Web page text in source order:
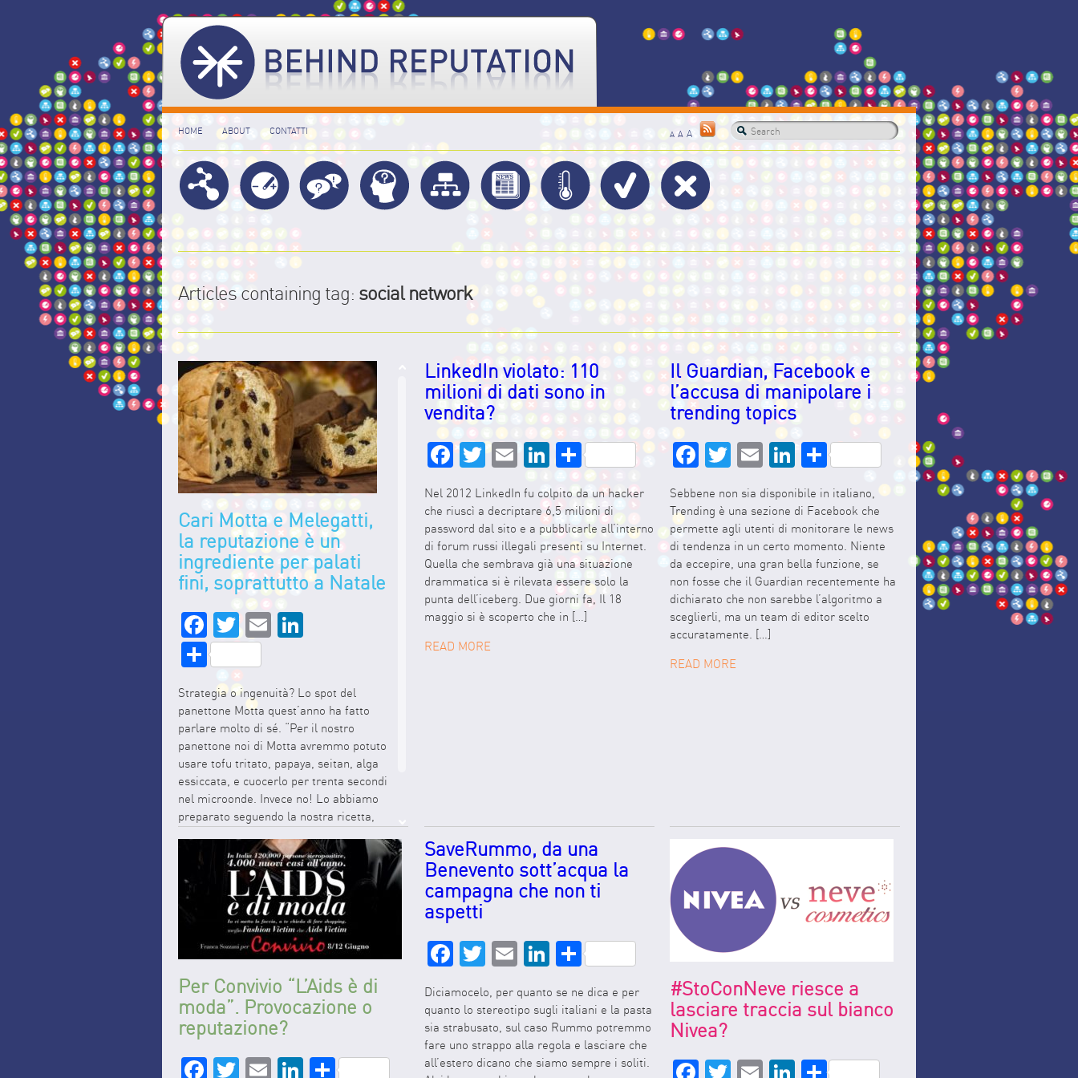
HOME ABOUT CONTATTI A A A
Articles containing tag: social network
Cari Motta e Melegatti,
la reputazione è un
ingrediente per palati
fini, soprattutto a Natale
Facebook
Twitter
Email
Share
Strategia o ingenuità? Lo spot del
panettone Motta quest’anno ha fatto
parlare molto di sé. “Per il nostro
panettone noi di Motta avremmo potuto
usare tofu tritato, papaya, seitan, alga
essiccata, e cuocerlo per trenta secondi
nel microonde. Invece no! Lo abbiamo
preparato seguendo la nostra ricetta,
così la […]
READ MORE
LinkedIn violato: 110
milioni di dati sono in
vendita?
Facebook
Twitter
EmailLinkedIn
Share
Nel 2012 LinkedIn fu colpito da un hacker
che riuscì a decriptare 6,5 milioni di
password dal sito e a pubblicarle all’interno
di forum russi illegali presenti su Internet.
Quella che sembrava già una situazione
drammatica si è rilevata essere solo la
punta dell’iceberg. Due giorni fa, Il 18
maggio si è scoperto che in […]
READ MORE
Il Guardian, Facebook e
l’accusa di manipolare i
trending topics
Facebook
Twitter
EmailLinkedIn
Share
Sebbene non sia disponibile in italiano,
Trending è una sezione di Facebook che
permette agli utenti di monitorare le news
di tendenza in un certo momento. Niente
da eccepire, una gran bella funzione, se
non fosse che il Guardian recentemente ha
dichiarato che non sarebbe l’algoritmo a
sceglierli, ma un team di editor scelto
accuratamente. […]
READ MORE
Per Convivio “L’Aids è di
moda”. Provocazione o
reputazione?
Facebook
Twitter
EmailLinkedIn
Share
SaveRummo, da una
Benevento sott’acqua la
campagna che non ti
aspetti
Facebook
Twitter
EmailLinkedIn
Share
Diciamocelo, per quanto se ne dica e per
quanto lo stereotipo sugli italiani e la pasta
sia strabusato, sul caso Rummo potremmo
fare uno strappo alla regola e lasciare che
all’estero dicano che siamo sempre i soliti.
#StoConNeve riesce a
lasciare traccia sul bianco
Nivea?
Facebook
Twitter
Email
LinkedIn
Share